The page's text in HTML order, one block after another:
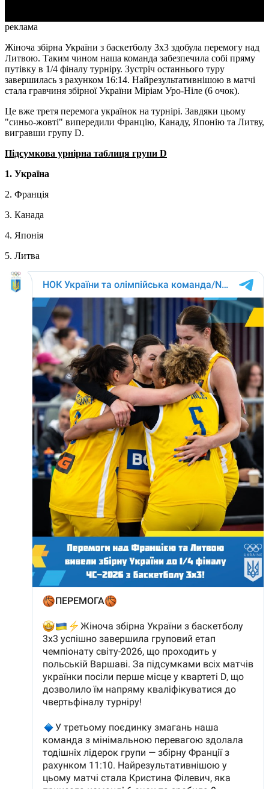
реклама
Жіноча збірна України з баскетболу 3х3 здобула перемогу над
Литвою. Таким чином наша команда забезпечила собі пряму
путівку в 1/4 фіналу турніру. Зустріч останнього туру
завершилась з рахунком 16:14. Найрезультативнішою в матчі
стала гравчиня збірної України Міріам Уро-Ніле (6 очок).
Це вже третя перемога українок на турнірі. Завдяки цьому
"синьо-жовті" випередили Францію, Канаду, Японію та Литву,
вигравши групу D.
Підсумкова урнірна таблиця групи D
1. Україна
2. Франція
3. Канада
4. Японія
5. Литва